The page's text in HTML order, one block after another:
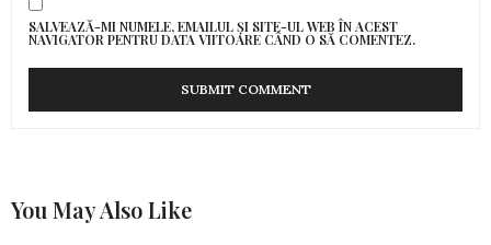
SALVEAZĂ-MI NUMELE, EMAILUL ȘI SITE-UL WEB ÎN ACEST
NAVIGATOR PENTRU DATA VIITOARE CÂND O SĂ COMENTEZ.
You May Also Like